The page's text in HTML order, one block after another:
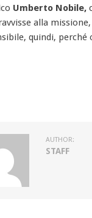
Umberto Nobile,
alla
quindi,
AUTHOR:
STAFF